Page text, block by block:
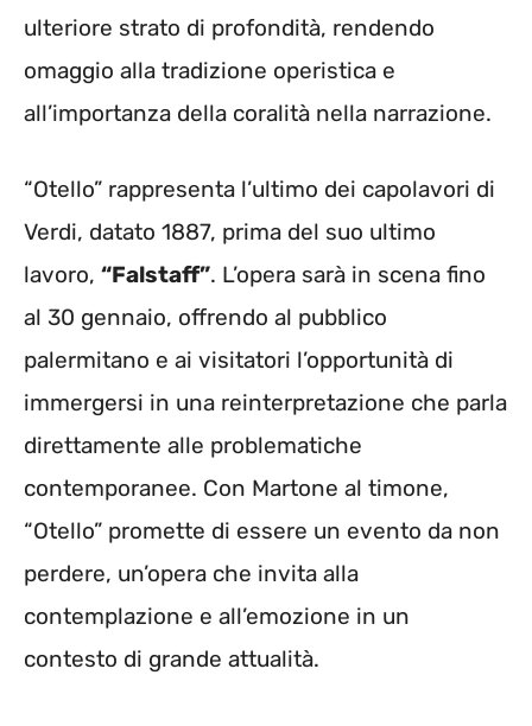
ulteriore strato di profondità, rendendo
omaggio alla tradizione operistica e
all’importanza della coralità nella narrazione.
“Otello” rappresenta l’ultimo dei capolavori di
Verdi, datato 1887, prima del suo ultimo
lavoro, “Falstaff”. L’opera sarà in scena fino
al 30 gennaio, offrendo al pubblico
palermitano e ai visitatori l’opportunità di
immergersi in una reinterpretazione che parla
direttamente alle problematiche
contemporanee. Con Martone al timone,
“Otello” promette di essere un evento da non
perdere, un’opera che invita alla
contemplazione e all’emozione in un
contesto di grande attualità.